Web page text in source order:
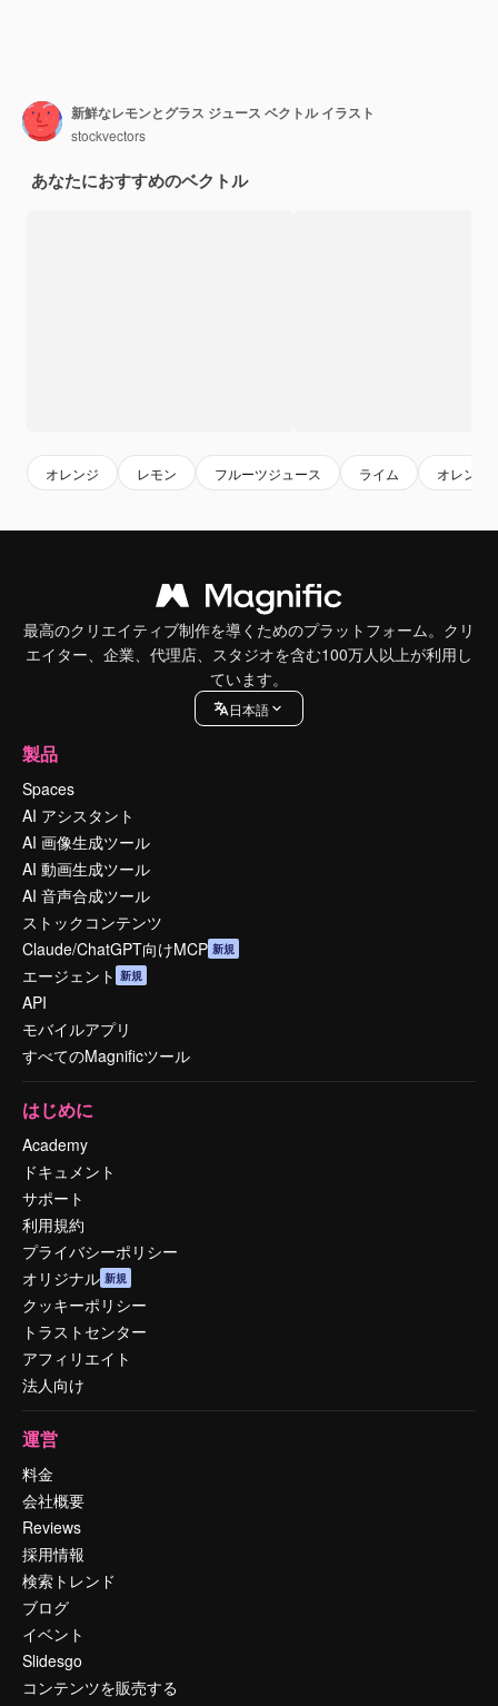
新鮮なレモンとグラス ジュース ベクトル イラスト
stockvectors
あなたにおすすめのベクトル
オレンジ レモン フルーツジュース ライム オレンジ
最高のクリエイティブ制作を導くためのプラットフォーム。クリ
エイター、企業、代理店、スタジオを含む100万人以上が利用し
ています。
日本語
製品
Spaces
AI アシスタント
AI 画像生成ツール
AI 動画生成ツール
AI 音声合成ツール
ストックコンテンツ
Claude/ChatGPT向けMCP 新規
エージェント 新規
API
モバイルアプリ
すべてのMagnificツール
はじめに
Academy
ドキュメント
サポート
利用規約
プライバシーポリシー
オリジナル 新規
クッキーポリシー
トラストセンター
アフィリエイト
法人向け
運営
料金
会社概要
Reviews
採用情報
検索トレンド
ブログ
イベント
Slidesgo
コンテンツを販売する